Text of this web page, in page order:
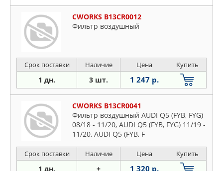
CWORKS B13CR0012
Фильтр воздушный
Срок поставки Наличие Цена Купить
1 дн. 3 шт. 1 247 р.
CWORKS B13CR0041
Фильтр воздушный AUDI Q5 (FYB, FYG)
08/18 - 11/20, AUDI Q5 (FYB, FYG) 11/19 -
11/20, AUDI Q5 (FYB, F
Срок поставки Наличие Цена Купить
1 дн. + 1 320 р.